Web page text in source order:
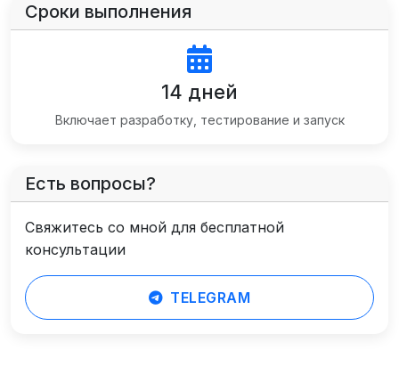
Сроки выполнения
14 дней
Включает разработку, тестирование и запуск
Есть вопросы?
Свяжитесь со мной для бесплатной
консультации
TELEGRAM